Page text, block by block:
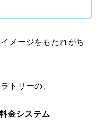
メージをもたれがち
トリーの、
金システム